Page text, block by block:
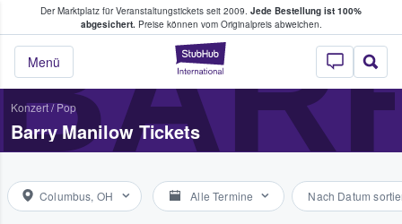
Der Marktplatz für Veranstaltungstickets seit 2009. Jede Bestellung ist 100%
abgesichert.Preise können vom Originalpreis abweichen.
StubHub - Wo
Menü
Tickets kaufen & verkaufen
Konzert/Pop
Barry Manilow Tickets
Columbus, OH Alle Termine Nach Datum